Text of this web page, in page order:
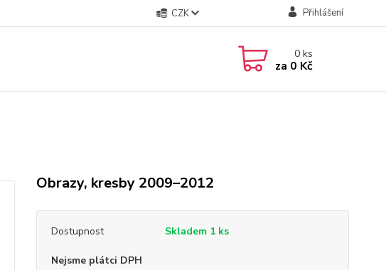
CZK Přihlášení
0ks
za 0 Kč
Obrazy, kresby 2009–2012
Dostupnost Skladem 1 ks
Nejsme plátci DPH